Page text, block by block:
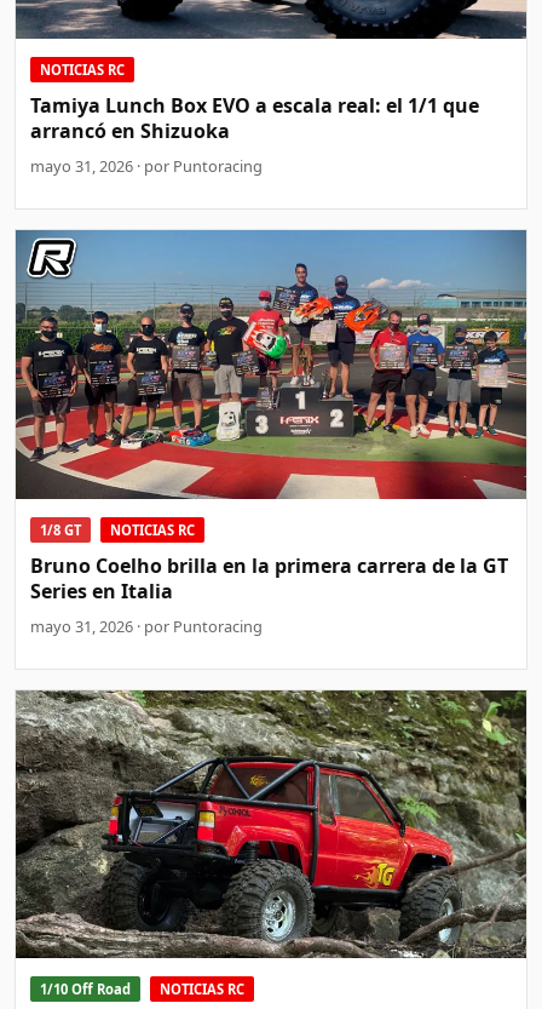
NOTICIAS RC
Tamiya Lunch Box EVO a escala real: el 1/1 que
arrancó en Shizuoka
mayo 31, 2026 · por Puntoracing
1/8 GT NOTICIAS RC
Bruno Coelho brilla en la primera carrera de la GT
Series en Italia
mayo 31, 2026 · por Puntoracing
1/10 Off Road NOTICIAS RC